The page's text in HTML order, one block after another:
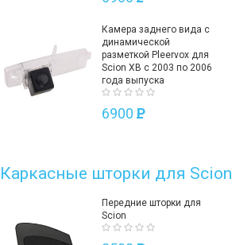
Камера заднего вида с
динамической
разметкой Pleervox для
Scion XB с 2003 по 2006
года выпуска
6900 P
Каркасные шторки для Scion
Передние шторки для
Scion